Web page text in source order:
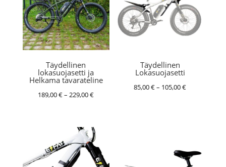
Täydellinen
lokasuojasetti ja
Helkama tavarateline
189,00€– 229,00€Hintaluokka:
229,00 €
Täydellinen
Lokasuojasetti
85,00€– 105,00€Hintaluokka: